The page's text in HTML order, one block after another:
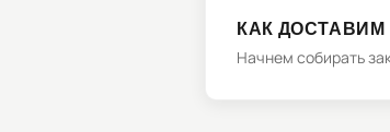
КАК ДОСТАВИМ
Начнем собирать